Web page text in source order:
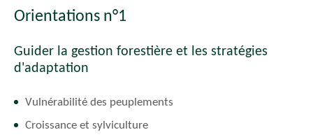
Orientations n°1
Guider la gestion forestière et les stratégies
d'adaptation
Vulnérabilité des peuplements
Croissance et sylviculture